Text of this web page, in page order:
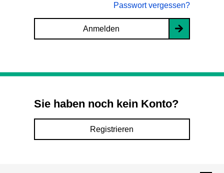
Passwort vergessen?
Anmelden
Sie haben noch kein Konto?
Registrieren